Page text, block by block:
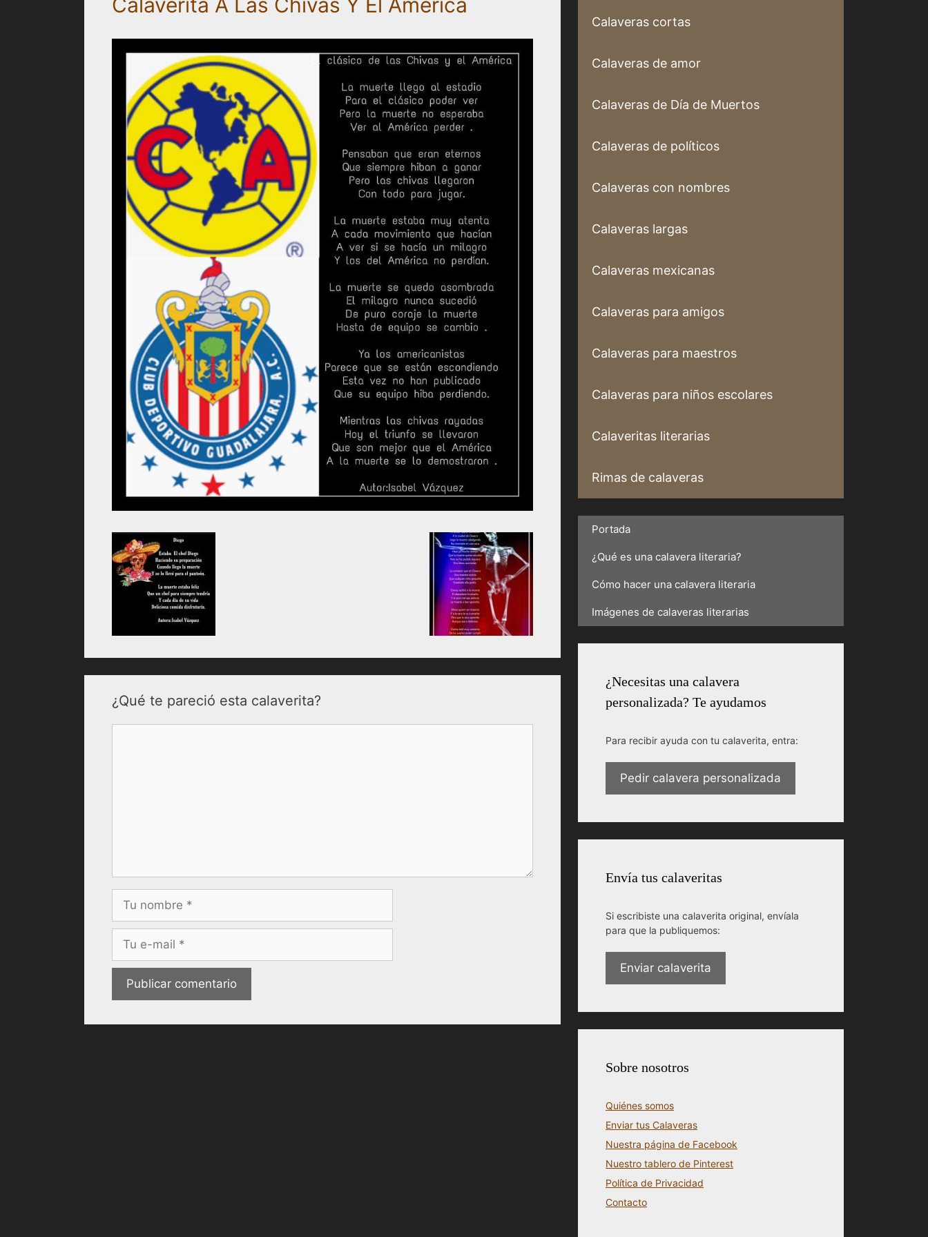
¿Qué te pareció esta calaverita?
electrónico
Calaveras cortas
Calaveras de amor
Calaveras de Día de Muertos
Calaveras de políticos
Calaveras con nombres
Calaveras largas
Calaveras mexicanas
Calaveras para amigos
Calaveras para maestros
Calaveras para niños escolares
Calaveritas literarias
Rimas de calaveras
Portada
¿Qué es una calavera literaria?
Cómo hacer una calavera literaria
Imágenes de calaveras literarias
¿Necesitas una calavera
personalizada? Te ayudamos
Para recibir ayuda con tu calaverita, entra:
Pedir calavera personalizada
Envía tus calaveritas
Si escribiste una calaverita original, envíala
para que la publiquemos:
Enviar calaverita
Sobre nosotros
Quiénes somos
Enviar tus Calaveras
Nuestra página de Facebook
Nuestro tablero de Pinterest
Política de Privacidad
Contacto